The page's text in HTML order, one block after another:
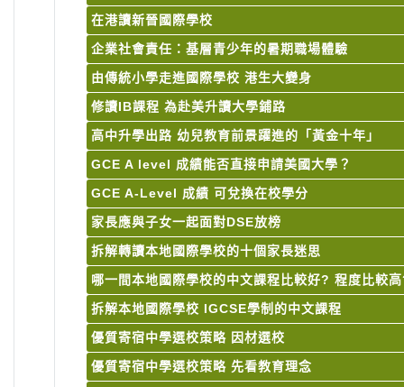
在港讀新晉國際學校
企業社會責任：基層青少年的暑期職場體驗
由傳統小學走進國際學校 港生大變身
修讀IB課程 為赴美升讀大學鋪路
高中升學出路 幼兒教育前景躍進的「黃金十年」
GCE A level 成績能否直接申請美國大學？
GCE A-Level 成績 可兌換在校學分
家長應與子女一起面對DSE放榜
拆解轉讀本地國際學校的十個家長迷思
哪一間本地國際學校的中文課程比較好? 程度比較
拆解本地國際學校 IGCSE學制的中文課程
優質寄宿中學選校策略 因材選校
優質寄宿中學選校策略 先看教育理念